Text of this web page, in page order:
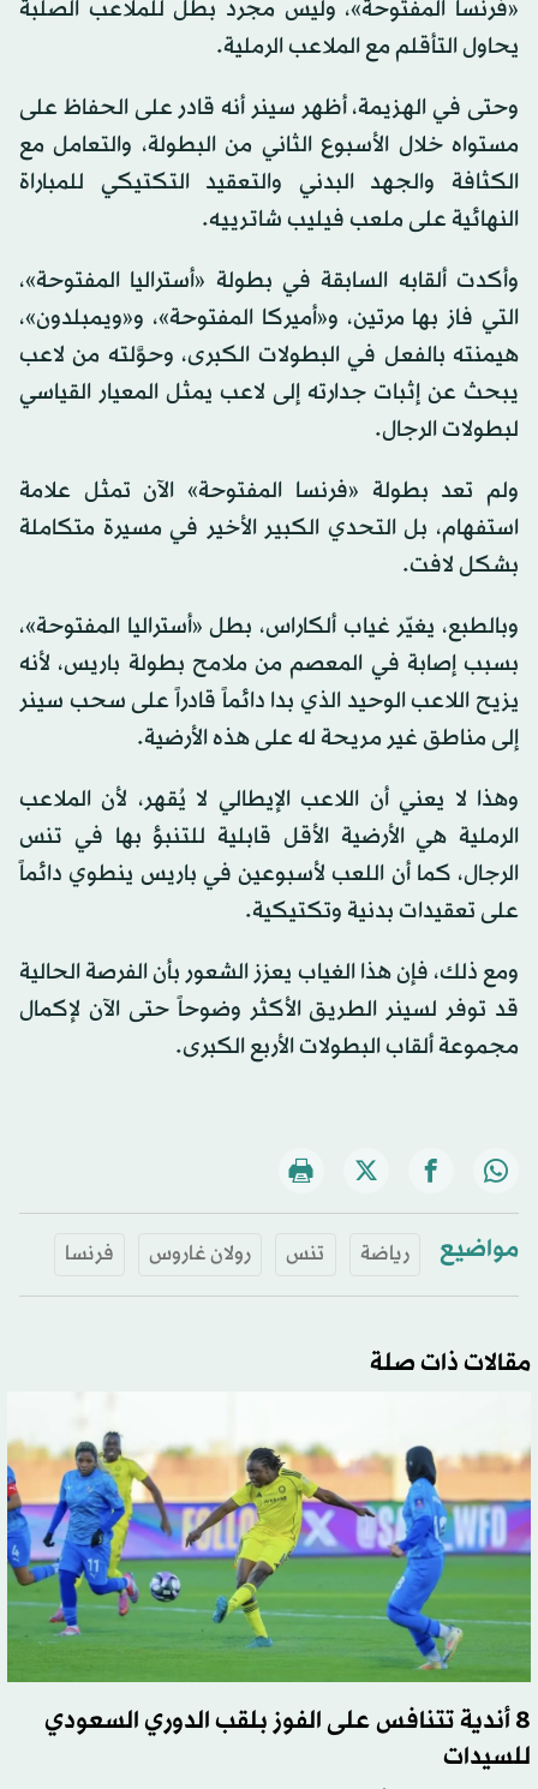
«فرنسا المفتوحة»، وليس مجرد بطل للملاعب الصلبة
يحاول التأقلم مع الملاعب الرملية.
وحتى في الهزيمة، أظهر سينر أنه قادر على الحفاظ على
مستواه خلال الأسبوع الثاني من البطولة، والتعامل مع
الكثافة والجهد البدني والتعقيد التكتيكي للمباراة
النهائية على ملعب فيليب شاترييه.
وأكدت ألقابه السابقة في بطولة «أستراليا المفتوحة»،
التي فاز بها مرتين، و«أميركا المفتوحة»، و«ويمبلدون»،
هيمنته بالفعل في البطولات الكبرى، وحوَّلته من لاعب
يبحث عن إثبات جدارته إلى لاعب يمثل المعيار القياسي
لبطولات الرجال.
ولم تعد بطولة «فرنسا المفتوحة» الآن تمثل علامة
استفهام، بل التحدي الكبير الأخير في مسيرة متكاملة
بشكل لافت.
وبالطبع، يغيّر غياب ألكاراس، بطل «أستراليا المفتوحة»،
بسبب إصابة في المعصم من ملامح بطولة باريس، لأنه
يزيح اللاعب الوحيد الذي بدا دائماً قادراً على سحب سينر
إلى مناطق غير مريحة له على هذه الأرضية.
وهذا لا يعني أن اللاعب الإيطالي لا يُقهر، لأن الملاعب
الرملية هي الأرضية الأقل قابلية للتنبؤ بها في تنس
الرجال، كما أن اللعب لأسبوعين في باريس ينطوي دائماً
على تعقيدات بدنية وتكتيكية.
ومع ذلك، فإن هذا الغياب يعزز الشعور بأن الفرصة الحالية
قد توفر لسينر الطريق الأكثر وضوحاً حتى الآن لإكمال
مجموعة ألقاب البطولات الأربع الكبرى.
مواضيع رياضة تنس رولان غاروس فرنسا
مقالات ذات صلة
8 أندية تتنافس على الفوز بلقب الدوري السعودي
للسيدات